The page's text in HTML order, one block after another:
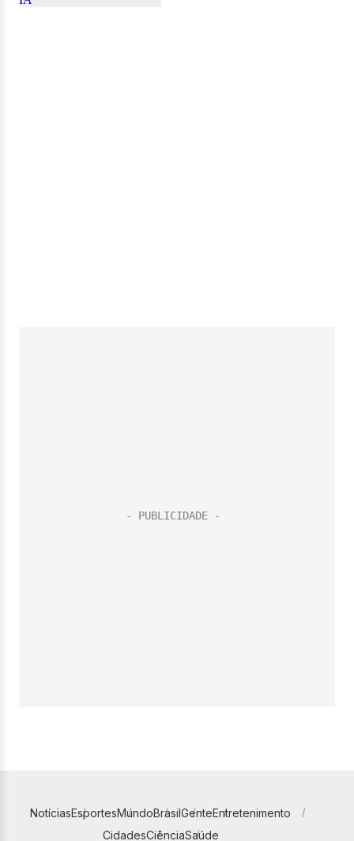
NotíciasEsportesMundoBrasilGenteEntretenimento
CidadesCiênciaSaúde